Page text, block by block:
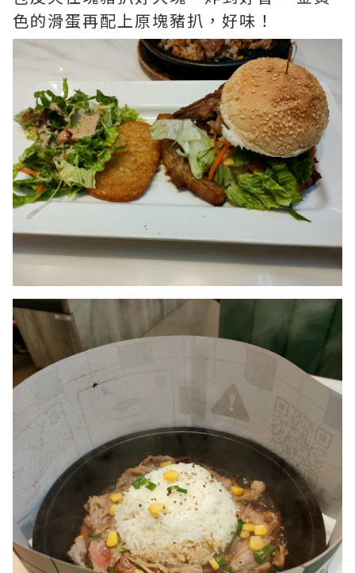
色的滑蛋再配上原塊豬扒，好味！